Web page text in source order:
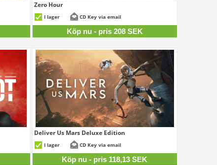
Zero Hour
I lager CD Key via email
Köp nu - pris 208 SEK
Deliver Us Mars Deluxe Edition
118,13 SEK
I lager CD Key via email
Köp nu - pris 118,13 SEK